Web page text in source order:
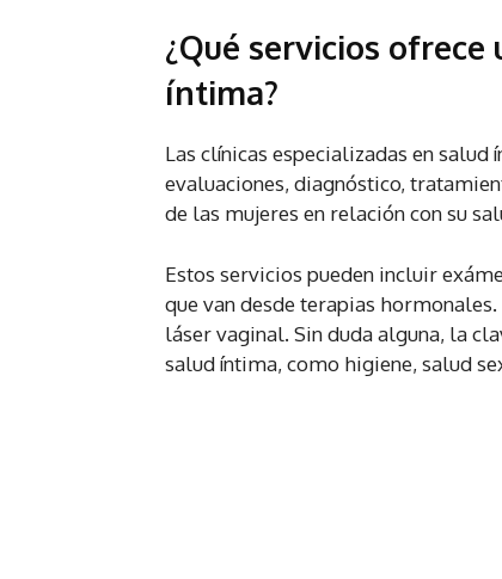
¿Qué servicios
íntima?
Las clínicas especializadas en
evaluaciones, diagnóstico,
de las mujeres en relación con su
Estos servicios pueden incluir
que van desde terapias
láser vaginal. Sin duda alguna, la
salud íntima, como higiene, salud